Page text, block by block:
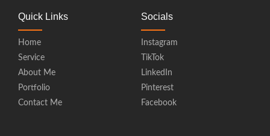
Quick Links
Home
Service
About Me
Portfolio
Contact Me
Socials
Instagram
TikTok
LinkedIn
Pinterest
Facebook